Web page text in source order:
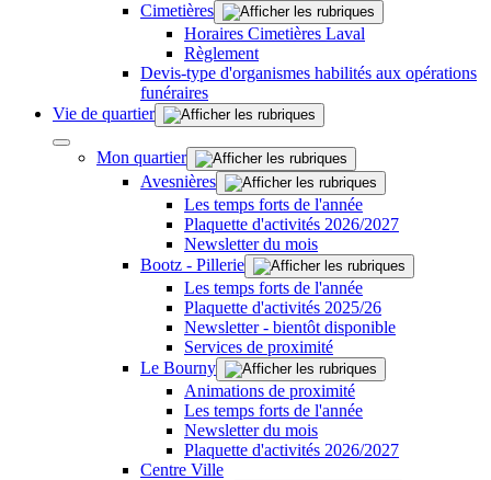
Cimetières
Horaires Cimetières Laval
Règlement
Devis-type d'organismes habilités aux opérations
funéraires
Vie de quartier
Mon quartier
Avesnières
Les temps forts de l'année
Plaquette d'activités 2026/2027
Newsletter du mois
Bootz - Pillerie
Les temps forts de l'année
Plaquette d'activités 2025/26
Newsletter - bientôt disponible
Services de proximité
Le Bourny
Animations de proximité
Les temps forts de l'année
Newsletter du mois
Plaquette d'activités 2026/2027
Centre Ville